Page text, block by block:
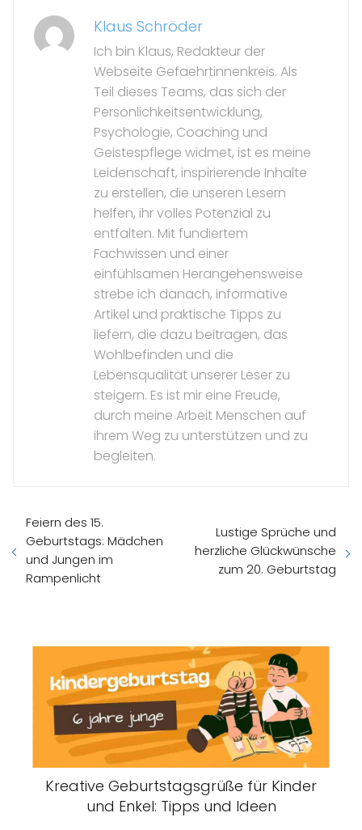
Klaus Schröder
Ich bin Klaus, Redakteur der
Webseite Gefaehrtinnenkreis. Als
Teil dieses Teams, das sich der
Persönlichkeitsentwicklung,
Psychologie, Coaching und
Geistespflege widmet, ist es meine
Leidenschaft, inspirierende Inhalte
zu erstellen, die unseren Lesern
helfen, ihr volles Potenzial zu
entfalten. Mit fundiertem
Fachwissen und einer
einfühlsamen Herangehensweise
strebe ich danach, informative
Artikel und praktische Tipps zu
liefern, die dazu beitragen, das
Wohlbefinden und die
Lebensqualität unserer Leser zu
steigern. Es ist mir eine Freude,
durch meine Arbeit Menschen auf
ihrem Weg zu unterstützen und zu
begleiten.
Feiern des 15.
Geburtstags: Mädchen
und Jungen im
Rampenlicht
Lustige Sprüche und
herzliche Glückwünsche
zum 20. Geburtstag
Kreative Geburtstagsgrüße für Kinder
und Enkel: Tipps und Ideen